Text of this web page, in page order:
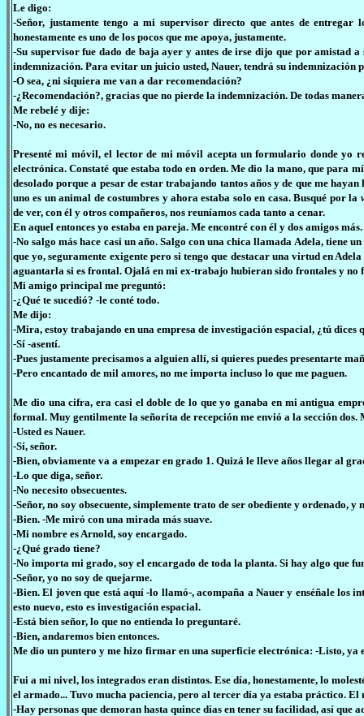
Le digo:
-Señor, justamente tengo a mi supervisor directo que antes de
honestamente es uno de los pocos que me apoya, justamente.
-Su supervisor fue dado de baja ayer y antes de irse dijo que por amistad
indemnización. Para evitar un juicio usted, Nauer, tendrá su indemnización
-O sea, ¿ni siquiera me van a dar recomendación?
-¿Recomendación?, gracias que no pierde la indemnización. De todas
Me rebelé y dije:
-No, no es necesario.
Presenté mi móvil, el lector de mi móvil acepta un formulario donde yo
electrónica. Constaté que estaba todo en orden. Me dio la mano, que para
desolado porque a pesar de estar trabajando tantos años y de que me
uno es un animal de costumbres y ahora estaba solo en casa. Busqué por la
de ver, con él y otros compañeros, nos reuníamos cada tanto a cenar.
En aquel entonces yo estaba en pareja. Me encontré con él y dos amigos
-No salgo más hace casi un año. Salgo con una chica llamada Adela, tiene
que yo, seguramente exigente pero si tengo que destacar una virtud en
aguantarla si es frontal. Ojalá en mi ex-trabajo hubieran sido frontales y no
Mi amigo principal me preguntó:
-¿Qué te sucedió? -le conté todo.
Me dijo:
-Mira, estoy trabajando en una empresa de investigación espacial, ¿tú dices
-Sí -asentí.
-Pues justamente precisamos a alguien allí, si quieres puedes presentarte
-Pero encantado de mil amores, no me importa incluso lo que me paguen.
Me dio una cifra, era casi el doble de lo que yo ganaba en mi antigua
formal. Muy gentilmente la señorita de recepción me envió a la sección dos.
-Usted es Nauer.
-Sí, señor.
-Bien, obviamente va a empezar en grado 1. Quizá le lleve años llegar al
-Lo que diga, señor.
-No necesito obsecuentes.
-Señor, no soy obsecuente, simplemente trato de ser obediente y ordenado, y
-Bien. -Me miró con una mirada más suave.
-Mi nombre es Arnold, soy encargado.
-¿Qué grado tiene?
-No importa mi grado, soy el encargado de toda la planta. Si hay algo que
-Señor, yo no soy de quejarme.
-Bien. El joven que está aquí -lo llamó-, acompaña a Nauer y enséñale los
esto nuevo, esto es investigación espacial.
-Está bien señor, lo que no entienda lo preguntaré.
-Bien, andaremos bien entonces.
Me dio un puntero y me hizo firmar en una superficie electrónica: -Listo, ya
Fui a mi nivel, los integrados eran distintos. Ese día, honestamente, lo
el armado... Tuvo mucha paciencia, pero al tercer día ya estaba práctico.
-Hay personas que demoran hasta quince días en tener su facilidad, así que